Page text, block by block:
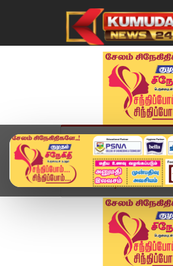
முகப்பு விளையாட்டு
Home வீடியோ ஸ்டோரி